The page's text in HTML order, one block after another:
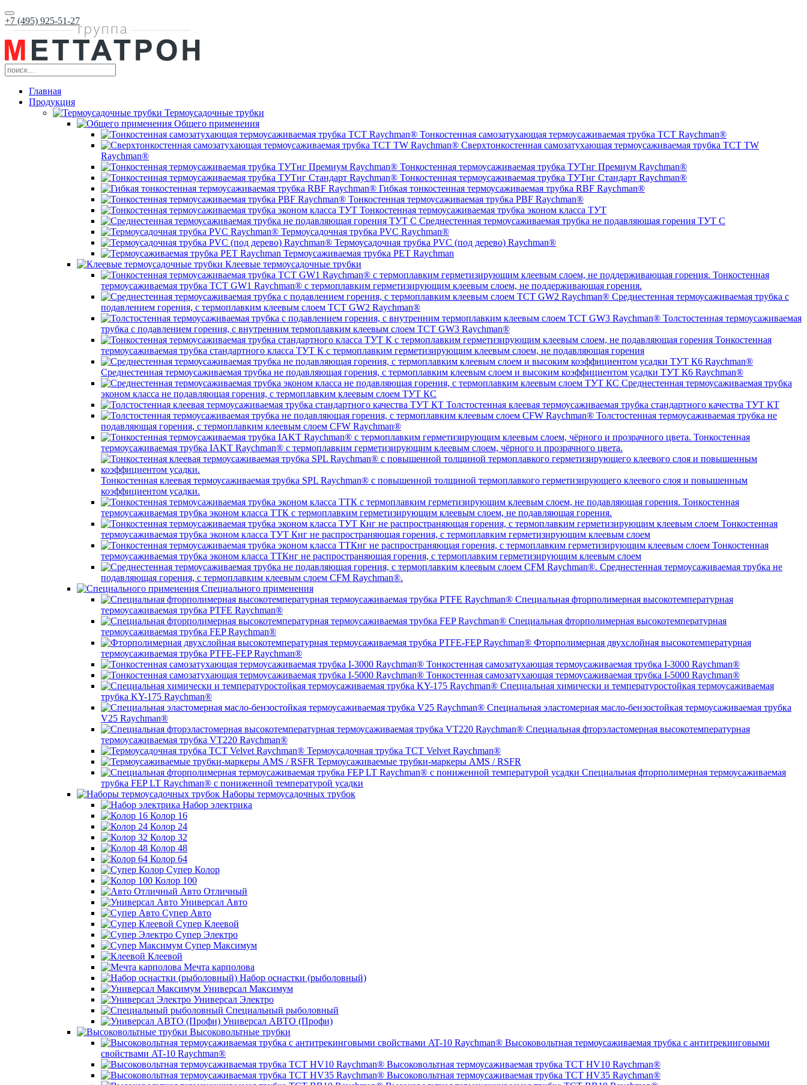
+7 (495) 925-51-27
Главная
Продукция
Термоусадочные трубки
Общего применения
Тонкостенная самозатухающая термоусаживаемая трубка ТCT Raychman®
Сверхтонкостенная самозатухающая термоусаживаемая трубка ТCT TW
Raychman®
Тонкостенная термоусаживаемая трубка ТУТнг Премиум Raychman®
Тонкостенная термоусаживаемая трубка ТУТнг Стандарт Raychman®
Гибкая тонкостенная термоусаживаемая трубка RBF Raychman®
Тонкостенная термоусаживаемая трубка PBF Raychman®
Тонкостенная термоусаживаемая трубка эконом класса ТУТ
Среднестенная термоусаживаемая трубка не подавляющая горения ТУТ С
Термоусадочная трубка PVC Raychman®
Термоусадочная трубка PVC (под дерево) Raychman®
Термоусаживаемая трубка PET Raychman
Клеевые термоусадочные трубки
Тонкостенная
термоусаживаемая трубка TCT GW1 Raychman® с термоплавким герметизирующим клеевым слоем, не поддерживающая горения.
Среднестенная термоусаживаемая трубка c
подавлением горения, с термоплавким клеевым слоем TCT GW2 Raychman®
Толстостенная термоусаживаемая
трубка c подавлением горения, с внутренним термоплавким клеевым слоем TCT GW3 Raychman®
Тонкостенная
термоусаживаемая трубка стандартного класса ТУТ К с термоплавким герметизирующим клеевым слоем, не подавляющая горения
Среднестенная термоусаживаемая трубка не подавляющая горения, с термоплавким клеевым слоем и высоким коэффициентом усадки ТУТ К6 Raychman®
Среднестенная термоусаживаемая трубка
эконом класса не подавляющая горения, с термоплавким клеевым слоем ТУТ КС
Толстостенная клеевая термоусаживаемая трубка стандартного качества ТУТ КТ
Толстостенная термоусаживаемая трубка не
подавляющая горения, с термоплавким клеевым слоем CFW Raychman®
Тонкостенная
термоусаживаемая трубка IAKT Raychman® с термоплавким герметизирующим клеевым слоем, чёрного и прозрачного цвета.
Тонкостенная клеевая термоусаживаемая трубка SPL Raychman® с повышенной толщиной термоплавкого герметизирующего клеевого слоя и повышенным
коэффициентом усадки.
Тонкостенная
термоусаживаемая трубка эконом класса ТТК с термоплавким герметизирующим клеевым слоем, не подавляющая горения.
Тонкостенная
термоусаживаемая трубка эконом класса ТУТ Кнг не распространяющая горения, с термоплавким герметизирующим клеевым слоем
Тонкостенная
термоусаживаемая трубка эконом класса ТТКнг не распространяющая горения, с термоплавким герметизирующим клеевым слоем
Среднестенная термоусаживаемая трубка не
подавляющая горения, с термоплавким клеевым слоем CFM Raychman®.
Специального применения
Специальная фторполимерная высокотемпературная
термоусаживаемая трубка PTFE Raychman®
Специальная фторполимерная высокотемпературная
термоусаживаемая трубка FEP Raychman®
Фторполимерная двухслойная высокотемпературная
термоусаживаемая трубка PTFE-FEP Raychman®
Тонкостенная самозатухающая термоусаживаемая трубка I-3000 Raychman®
Тонкостенная самозатухающая термоусаживаемая трубка I-5000 Raychman®
Специальная химически и температуростойкая термоусаживаемая
трубка KY-175 Raychman®
Специальная эластомерная масло-бензостойкая термоусаживаемая трубка
V25 Raychman®
Специальная фторэластомерная высокотемпературная
термоусаживаемая трубка VT220 Raychman®
Термоусадочная трубка TCT Velvet Raychman®
Термоусаживаемые трубки-маркеры AMS / RSFR
Специальная фторполимерная термоусаживаемая
трубка FEP LT Raychman® с пониженной температурой усадки
Наборы термоусадочных трубок
Набор электрика
Колор 16
Колор 24
Колор 32
Колор 48
Колор 64
Супер Колор
Колор 100
Авто Отличный
Универсал Авто
Супер Авто
Супер Клеевой
Супер Электро
Супер Максимум
Клеевой
Мечта карполова
Набор оснастки (рыболовный)
Универсал Максимум
Универсал Электро
Специальный рыболовный
Универсал АВТО (Профи)
Высоковольтные трубки
Высоковольтная термоусаживаемая трубка с антитрекинговыми
свойствами AT-10 Raychman®
Высоковольтная термоусаживаемая трубка TCT HV10 Raychman®
Высоковольтная термоусаживаемая трубка TCT HV35 Raychman®